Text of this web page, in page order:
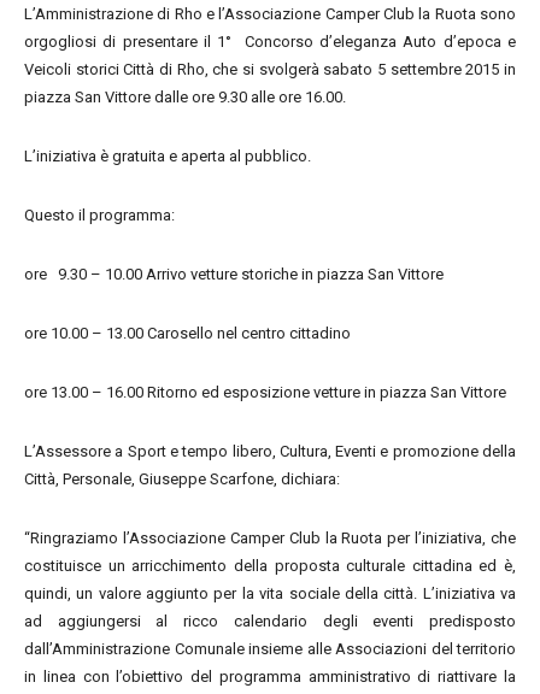
L’Amministrazione di Rho e l’Associazione Camper Club la Ruota sono
orgogliosi di presentare il 1° Concorso d’eleganza Auto d’epoca e
Veicoli storici Città di Rho, che si svolgerà sabato 5 settembre 2015 in
piazza San Vittore dalle ore 9.30 alle ore 16.00.
L’iniziativa è gratuita e aperta al pubblico.
Questo il programma:
ore 9.30 – 10.00 Arrivo vetture storiche in piazza San Vittore
ore 10.00 – 13.00 Carosello nel centro cittadino
ore 13.00 – 16.00 Ritorno ed esposizione vetture in piazza San Vittore
L’Assessore a Sport e tempo libero, Cultura, Eventi e promozione della
Città, Personale, Giuseppe Scarfone, dichiara:
“Ringraziamo l’Associazione Camper Club la Ruota per l’iniziativa, che
costituisce un arricchimento della proposta culturale cittadina ed è,
quindi, un valore aggiunto per la vita sociale della città. L’iniziativa va
ad aggiungersi al ricco calendario degli eventi predisposto
dall’Amministrazione Comunale insieme alle Associazioni del territorio
in linea con l’obiettivo del programma amministrativo di riattivare la